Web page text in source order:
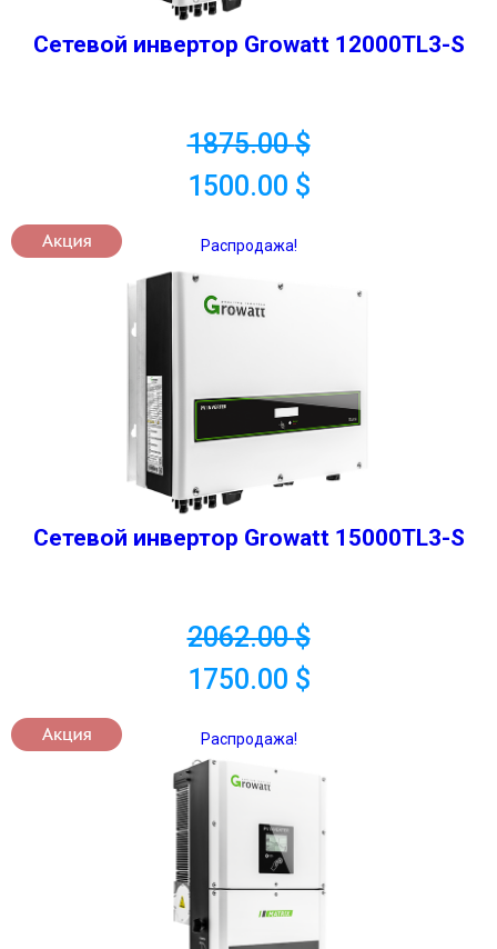
Сетевой инвертор Growatt 12000TL3-S
1875.00$
1500.00 $
Распродажа!
Сетевой инвертор Growatt 15000TL3-S
2062.00$
1750.00 $
Распродажа!